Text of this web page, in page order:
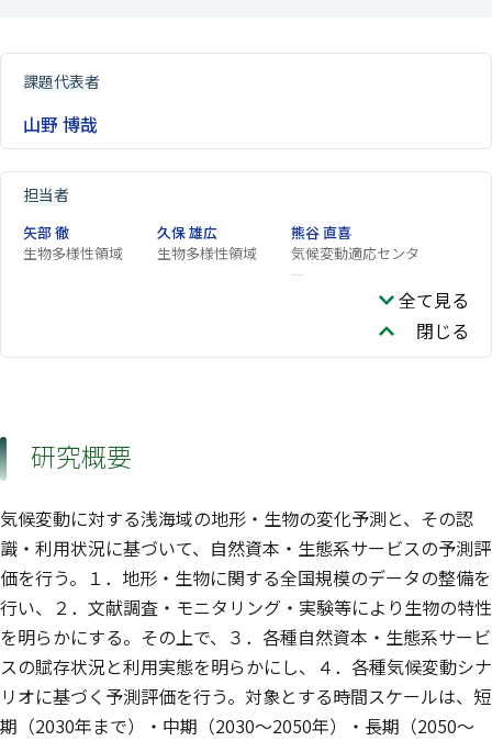
課題代表者
山野 博哉
担当者
矢部 徹
生物多様性領域
久保 雄広
生物多様性領域
熊谷 直喜
気候変動適応センタ
ー
全て見る
閉じる
研究概要
気候変動に対する浅海域の地形・生物の変化予測と、その認
識・利用状況に基づいて、自然資本・生態系サービスの予測評
価を行う。１．地形・生物に関する全国規模のデータの整備を
行い、２．文献調査・モニタリング・実験等により生物の特性
を明らかにする。その上で、３．各種自然資本・生態系サービ
スの賦存状況と利用実態を明らかにし、４．各種気候変動シナ
リオに基づく予測評価を行う。対象とする時間スケールは、短
期（2030年まで）・中期（2030〜2050年）・長期（2050〜